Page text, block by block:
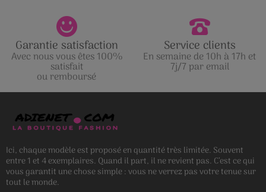
Garantie satisfaction
Avec nous vous êtes 100%
satisfait
ou remboursé
Service clients
En semaine de 10h à 17h et
7j/7 par email
Ici, chaque modèle est proposé en quantité très limitée. Souvent
entre 1 et 4 exemplaires. Quand il part, il ne revient pas. C’est ce qui
vous garantit une chose simple : vous ne verrez pas votre tenue sur
tout le monde.